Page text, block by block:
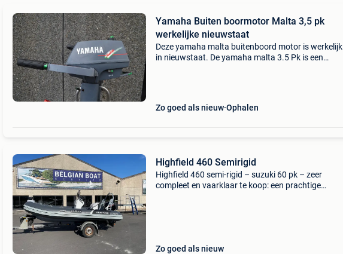
Yamaha Buiten boormotor Malta 3,5 pk
werkelijke nieuwstaat
Deze yamaha malta buitenboord motor is werkelijk
in nieuwstaat. De yamaha malta 3.5 Pk is een
Zo goed als nieuw Ophalen
Highfield 460 Semirigid
Highfield 460 semi-rigid – suzuki 60 pk – zeer
compleet en vaarklaar te koop: een prachtige
Zo goed als nieuw